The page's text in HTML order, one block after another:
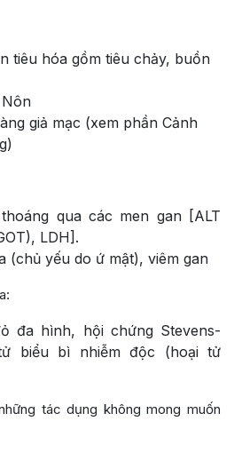
tiêu hóa gồm tiêu chảy, buồn
giả mạc (xem phần Cảnh
qua các men gan [ALT
LDH].
(chủ yếu do ứ mật), viêm gan
đa hình, hội chứng Stevens-
biểu bì nhiễm độc (hoại tử
tác dụng không mong muốn